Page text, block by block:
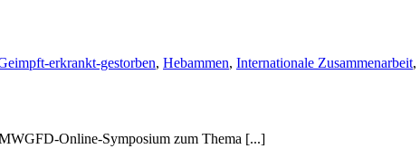
erkrankt-gestorben, Hebammen, Internationale Zusammenarbeit,
Online-Symposium zum Thema [...]